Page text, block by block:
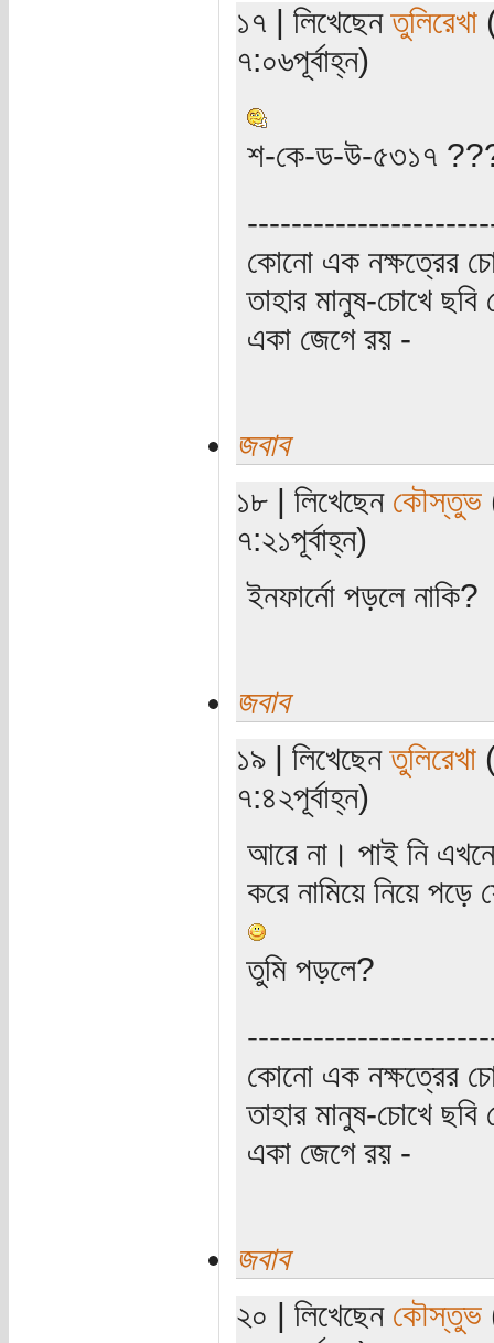
১৭ | লিখেছেনতুলিরেখা
৭:০৬পূর্বাহ্ন)
শ-কে-ড-উ-৫৩১৭
কোনো এক নক্ষত্রের
তাহার মানুষ-চোখে ছবি
একা জেগে রয় -
জবাব
১৮ | লিখেছেন কৌস্তুভ
৭:২১পূর্বাহ্ন)
ইনফার্নো পড়লে নাকি?
জবাব
১৯ | লিখেছেনতুলিরেখা
৭:৪২পূর্বাহ্ন)
আরে না। পাই নি
করে নামিয়ে নিয়ে
তুমি পড়লে?
কোনো এক নক্ষত্রের
তাহার মানুষ-চোখে ছবি
একা জেগে রয় -
জবাব
২০ | লিখেছেন কৌস্তুভ